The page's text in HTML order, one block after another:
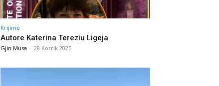
Krijime
Autore Katerina Tereziu Ligeja
Gjin Musa - 28 Korrik 2025